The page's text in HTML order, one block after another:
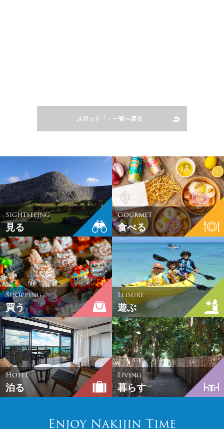
スポット「」一覧へ戻る
Sightseeing
見る
Gourmet
食べる
Shopping
買う
Leisure
遊ぶ
Hotel
泊る
Living
暮らす
Enjoy Nakijin Time